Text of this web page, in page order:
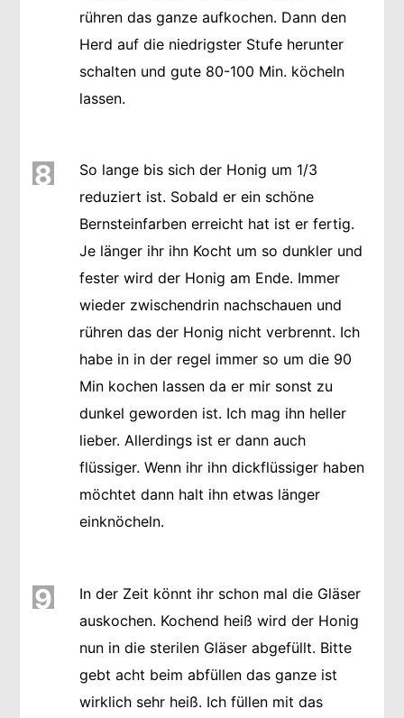
rühren das ganze aufkochen. Dann den
Herd auf die niedrigster Stufe herunter
schalten und gute 80-100 Min. köcheln
lassen.
8
So lange bis sich der Honig um 1/3
reduziert ist. Sobald er ein schöne
Bernsteinfarben erreicht hat ist er fertig.
Je länger ihr ihn Kocht um so dunkler und
fester wird der Honig am Ende. Immer
wieder zwischendrin nachschauen und
rühren das der Honig nicht verbrennt. Ich
habe in in der regel immer so um die 90
Min kochen lassen da er mir sonst zu
dunkel geworden ist. Ich mag ihn heller
lieber. Allerdings ist er dann auch
flüssiger. Wenn ihr ihn dickflüssiger haben
möchtet dann halt ihn etwas länger
einknöcheln.
9
In der Zeit könnt ihr schon mal die Gläser
auskochen. Kochend heiß wird der Honig
nun in die sterilen Gläser abgefüllt. Bitte
gebt acht beim abfüllen das ganze ist
wirklich sehr heiß. Ich füllen mit das